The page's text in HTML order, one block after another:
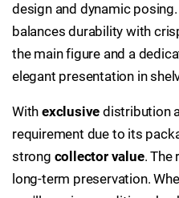
design and dynamic
balances durability with
the main figure and a
elegant presentation in
With exclusive distribution
requirement due to its
strong collector value. The
long-term preservation.